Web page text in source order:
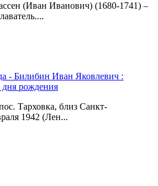
(Иван Иванович) (1680-1741) –
- Билибин Иван Яковлевич :
рождения
Тарховка, близ Санкт-
1942 (Лен...